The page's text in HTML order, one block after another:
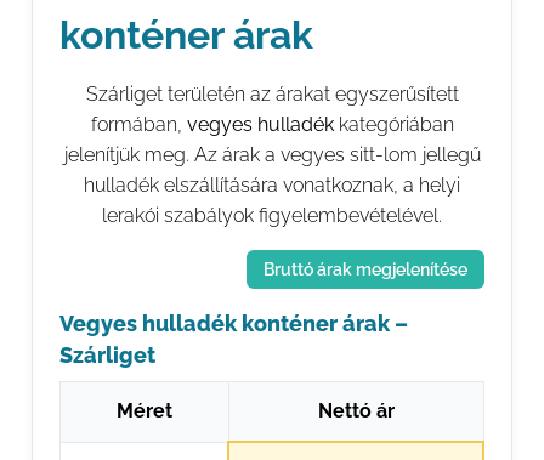
konténer árak
Szárliget területén az árakat egyszerűsített
formában, vegyes hulladékkategóriában
jelenítjük meg. Az árak a vegyes sitt-lom jellegű
hulladék elszállítására vonatkoznak, a helyi
lerakói szabályok figyelembevételével.
Bruttó árak megjelenítése
Vegyes hulladék konténer árak –
Szárliget
Méret Nettó ár